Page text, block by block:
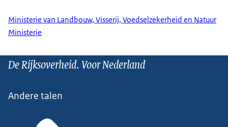
Ministerie van Landbouw, Visserij, Voedselzekerheid en Natuur
Ministerie
De Rijksoverheid. Voor Nederland
Andere talen